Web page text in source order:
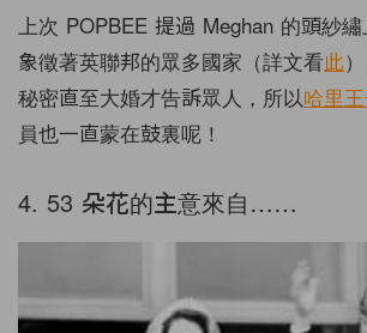
上次 POPBEE 提過 Meghan 的頭紗繡
象徵著英聯邦的眾多國家（詳文看此
秘密直至大婚才告訴眾人，所以哈里
員也一直蒙在鼓裏呢！
4. 53 朵花的主意來自……